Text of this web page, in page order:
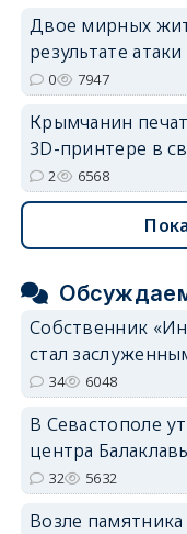
Двое мирных
результате
0 7947
Крымчанин
3D-принтере в
2 6568
Собственник
стал
34 6048
В Севастополе
центра
32 5632
Возле